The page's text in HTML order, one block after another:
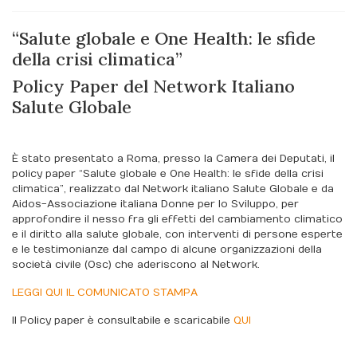
“Salute globale e One Health: le sfide
della crisi climatica”
Policy Paper del Network Italiano
Salute Globale
È stato presentato a Roma, presso la Camera dei Deputati, il
policy paper “Salute globale e One Health: le sfide della crisi
climatica”, realizzato dal Network italiano Salute Globale e da
Aidos-Associazione italiana Donne per lo Sviluppo, per
approfondire il nesso fra gli effetti del cambiamento climatico
e il diritto alla salute globale, con interventi di persone esperte
e le testimonianze dal campo di alcune organizzazioni della
società civile (Osc) che aderiscono al Network.
LEGGI QUI IL COMUNICATO STAMPA
Il Policy paper è consultabile e scaricabile QUI